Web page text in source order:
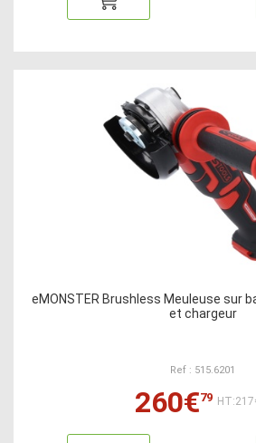
eMONSTER Brushless Meuleuse sur
et chargeur
Ref : 515.6201
260€79